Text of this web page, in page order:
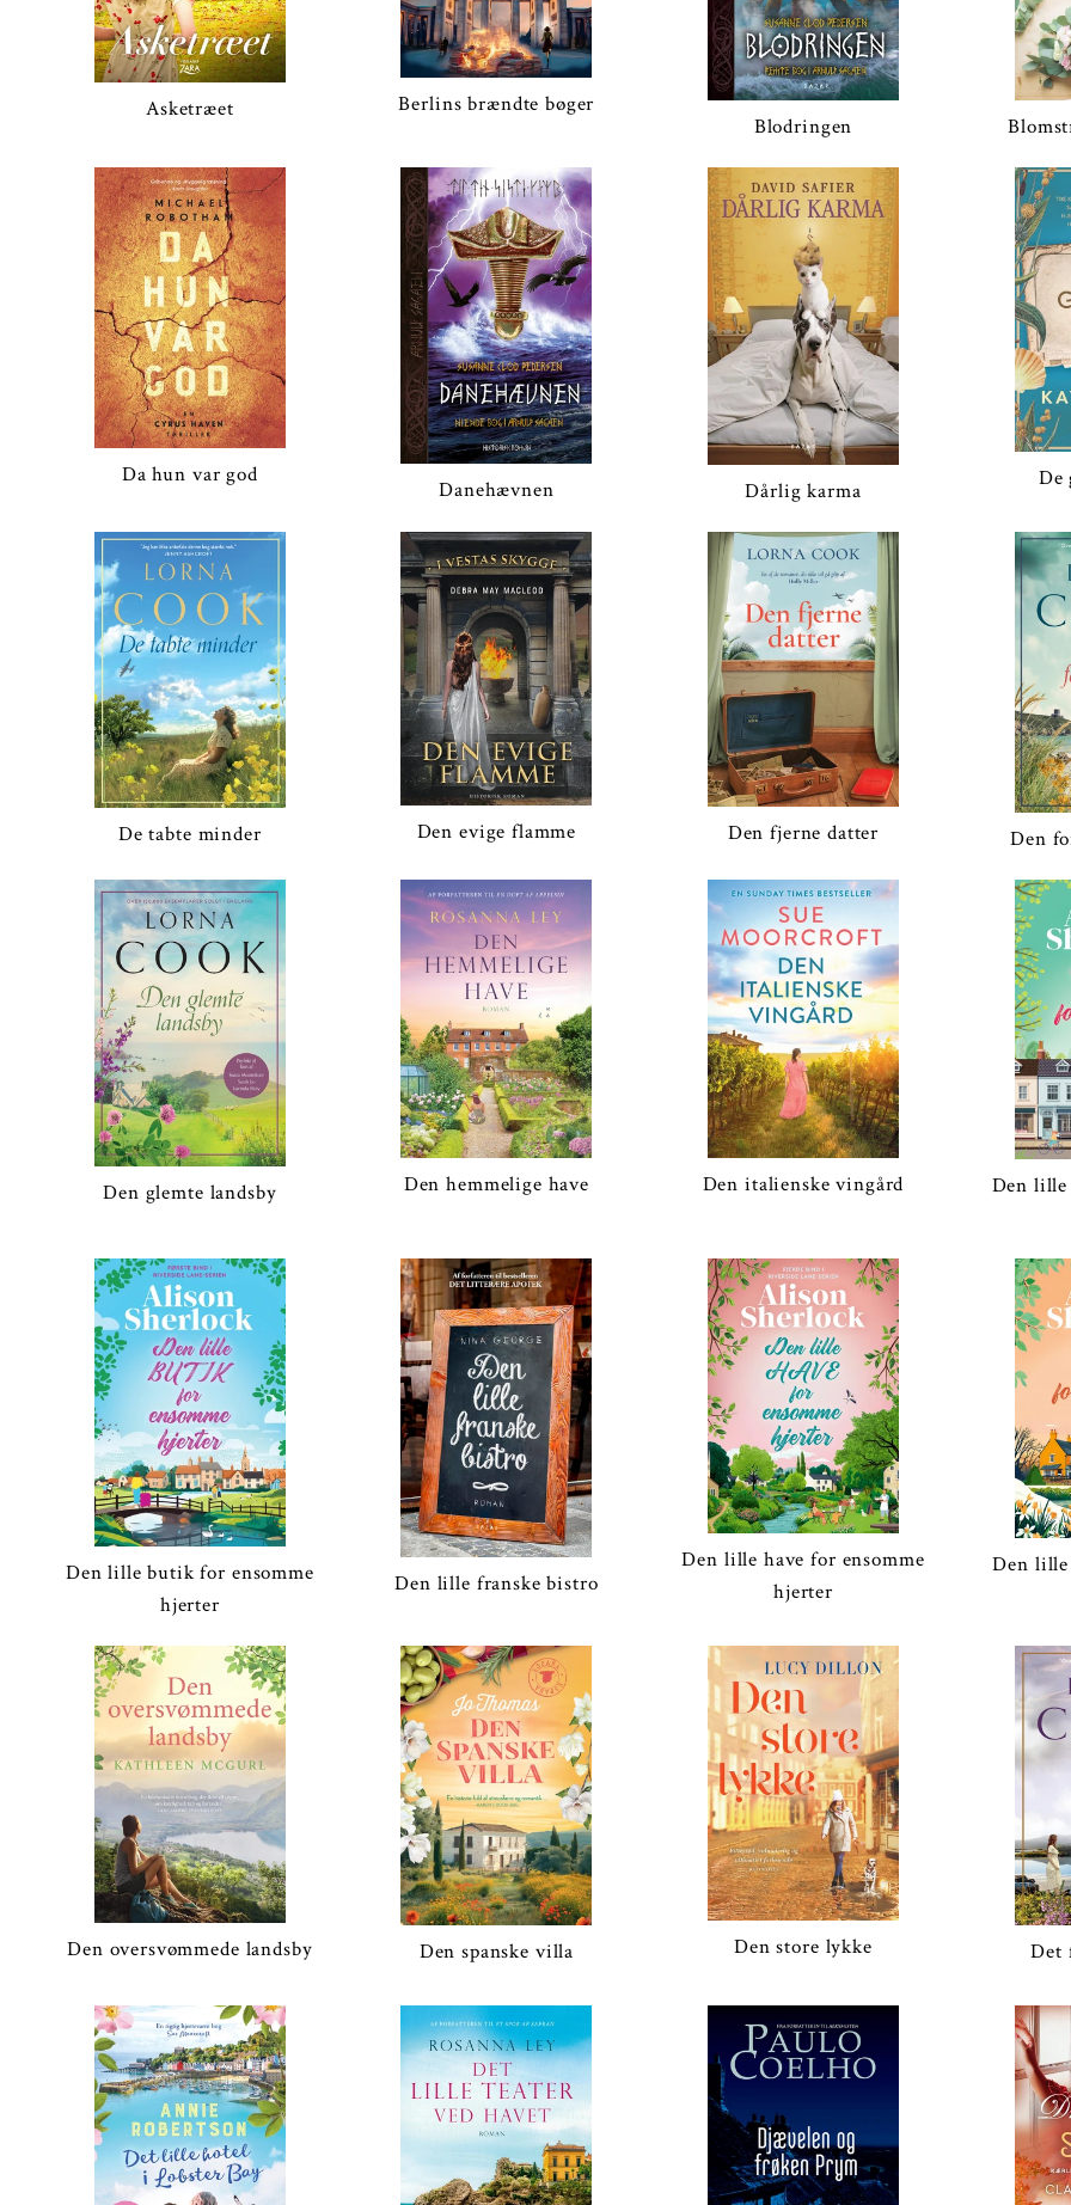
Asketræet
Berlins brændte bøger
Blodringen
Da hun var god
Danehævnen Dårlig karma
De
De tabte minder Den evige flamme Den fjerne datter Den
Den glemte landsby Den hemmelige have Den italienske vingård Den lille
Den lille butik for ensomme
hjerter
Den lille franske bistro
Den lille have for ensomme
hjerter
Den lille
Den oversvømmede landsby Den spanske villa Den store lykke Det